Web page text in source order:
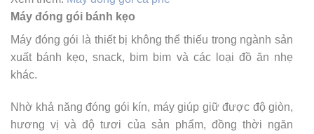
Máy đóng gói bánh kẹo
Máy đóng gói là thiết bị không thể thiếu trong ngành sản
xuất bánh kẹo, snack, bim bim và các loại đồ ăn nhẹ
khác.
Nhờ khả năng đóng gói kín, máy giúp giữ được độ giòn,
hương vị và độ tươi của sản phẩm, đồng thời ngăn